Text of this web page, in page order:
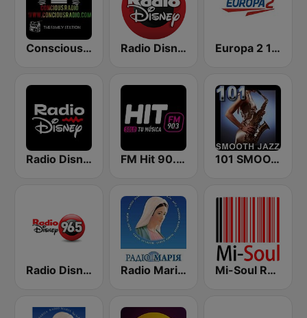
Conscious Radio Radio Disney Bolivia Europa 2 104.8 FM
Radio Disney Uruguay FM Hit 90.3 FM 101 SMOOTH JAZZ
Radio Disney Radio Maria Ukraine | Радіо Марія Mi-Soul Radio